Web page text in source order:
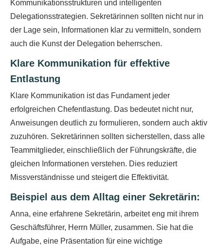
Kommunikationsstrukturen und intelligenten
Delegationsstrategien. Sekretärinnen sollten nicht nur in
der Lage sein, Informationen klar zu vermitteln, sondern
auch die Kunst der Delegation beherrschen.
Klare Kommunikation für effektive
Entlastung
Klare Kommunikation ist das Fundament jeder
erfolgreichen Chefentlastung. Das bedeutet nicht nur,
Anweisungen deutlich zu formulieren, sondern auch aktiv
zuzuhören. Sekretärinnen sollten sicherstellen, dass alle
Teammitglieder, einschließlich der Führungskräfte, die
gleichen Informationen verstehen. Dies reduziert
Missverständnisse und steigert die Effektivität.
Beispiel aus dem Alltag einer Sekretärin:
Anna, eine erfahrene Sekretärin, arbeitet eng mit ihrem
Geschäftsführer, Herrn Müller, zusammen. Sie hat die
Aufgabe, eine Präsentation für eine wichtige